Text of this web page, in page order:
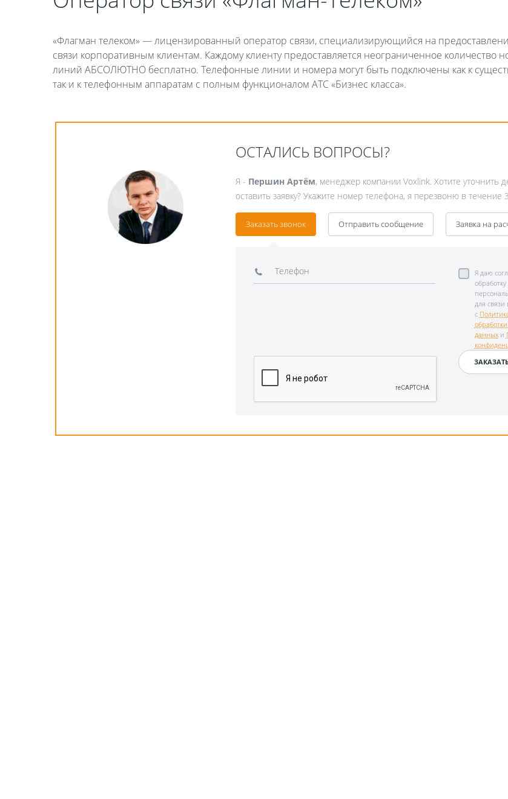
«Флагман телеком» — лицензированный оператор связи, специализирующийся на
связи корпоративным клиентам. Каждому клиенту предоставляется неограниченное количество
линий АБСОЛЮТНО бесплатно. Телефонные линии и номера могут быть подключены как к
так и к телефонным аппаратам с полным функционалом АТС «Бизнес класса».
ОСТАЛИСЬ ВОПРОСЫ?
Я - Першин Артём, менеджер компании Voxlink. Хотите уточнить
оставить заявку? Укажите номер телефона, я перезвоню в течение
Заказать звонок
Я даю
для связи
с
данныхи
Отправить сообщение Заявка на